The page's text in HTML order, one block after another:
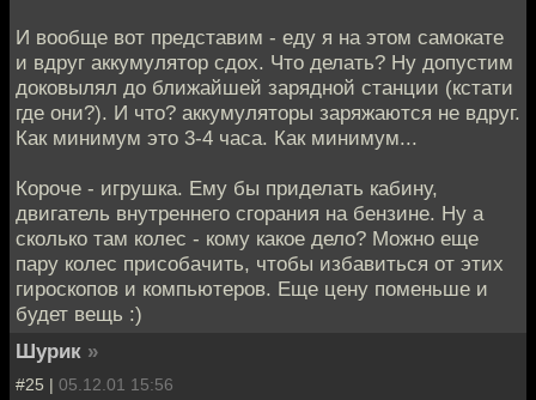
И вообще вот представим - еду я на этом самокате
и вдруг аккумулятор сдох. Что делать? Ну допустим
доковылял до ближайшей зарядной станции (кстати
где они?). И что? аккумуляторы заряжаются не вдруг.
Как минимум это 3-4 часа. Как минимум...
Короче - игрушка. Ему бы приделать кабину,
двигатель внутреннего сгорания на бензине. Ну а
сколько там колес - кому какое дело? Можно еще
пару колес присобачить, чтобы избавиться от этих
гироскопов и компьютеров. Еще цену поменьше и
будет вещь :)
Шурик »
#25 | 05.12.01 15:56